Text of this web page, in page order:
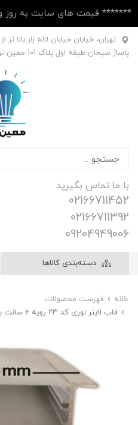
******* قیمت های سایت به روز
تهران، خیابان خیابان لاله زار بالا تر
پاساژ سبحان طبقه اول پلاک ۱۰1 معین نور
با ما تماس بگیرید
02166711452
02166711392
09204949006
دسته‌بندی کالاها
خانه
فهرست محصولات
قاب لاینر نوری کد ۲۳ رویه ۶ سانت برش ۴/۵ سانت